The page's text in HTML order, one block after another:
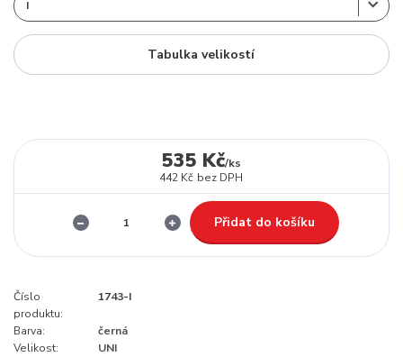
Tabulka velikostí
535 Kč/ks
442 Kč bez DPH
Přidat do košíku
Číslo
produktu:
1743-I
Barva:
černá
Velikost:
UNI